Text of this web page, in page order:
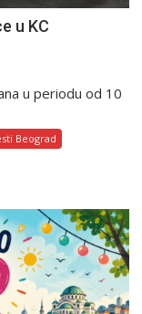
u KC
u periodu od 10
Beograd